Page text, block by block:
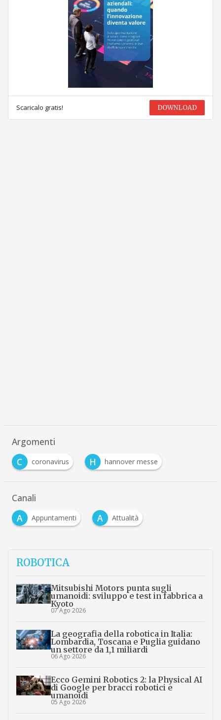
Scaricalo gratis! DOWNLOAD
Argomenti
C
coronavirus H hannover messe
Canali
A
Appuntamenti A Attualità
ROBOTICA
Mitsubishi Motors punta sugli
umanoidi: sviluppo e test in fabbrica a
Kyoto
07 Ago 2026
La geografia della robotica in Italia:
Lombardia, Toscana e Puglia guidano
un settore da 1,1 miliardi
06 Ago 2026
Ecco Gemini Robotics 2: la Physical AI
di Google per bracci robotici e
umanoidi
05 Ago 2026